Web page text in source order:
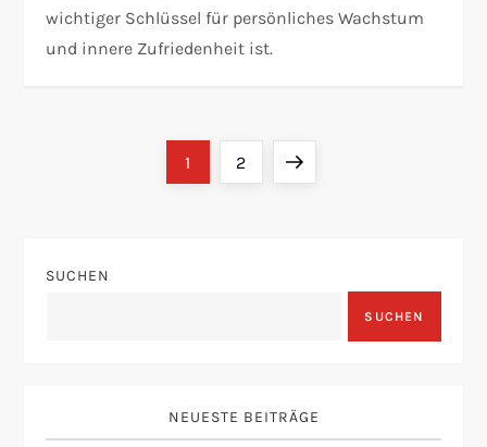
wichtiger Schlüssel für persönliches Wachstum
und innere Zufriedenheit ist.
Page
1 Page
2 Next
SUCHEN
SUCHEN
NEUESTE BEITRÄGE